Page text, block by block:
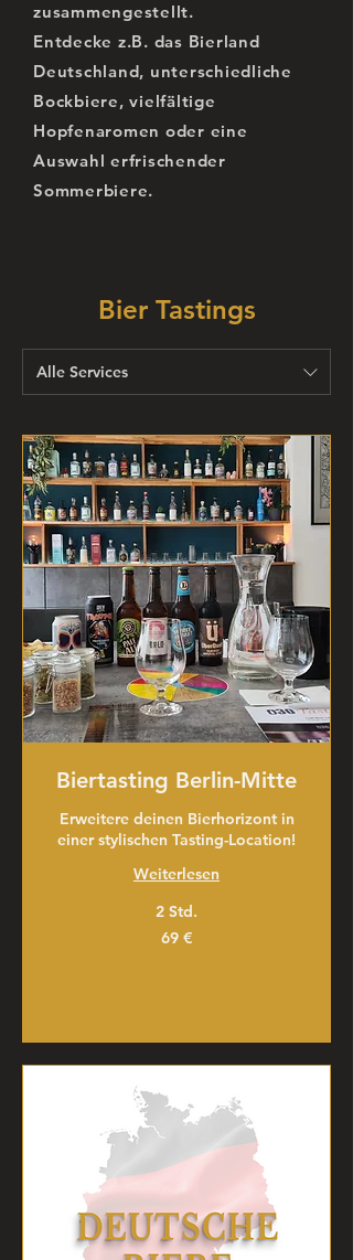
zusammengestellt.
Entdecke z.B. das Bierland
Deutschland, unterschiedliche
Bockbiere, vielfältige
Hopfenaromen oder eine
Auswahl erfrischender
Sommerbiere.
Bier Tastings
Alle Services
Biertasting Berlin-Mitte
Erweitere deinen Bierhorizont in
einer stylischen Tasting-Location!
Weiterlesen
2 Std.
69 €